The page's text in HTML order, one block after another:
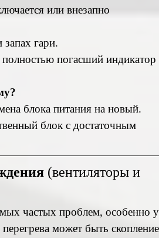
или внезапно
гари.
погасший индикатор
блока питания на новый.
блок с достаточным
(вентиляторы и
частых проблем, особенно у
может быть скопление